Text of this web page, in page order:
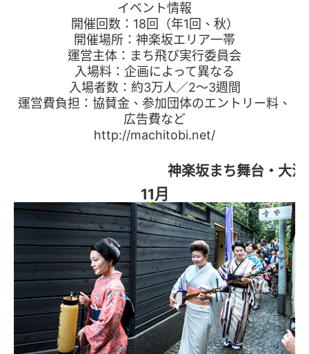
イベント情報
開催回数：18回（年1回、秋）
開催場所：神楽坂エリア一帯
運営主体：まち飛び実行委員会
入場料：企画によって異なる
入場者数：約3万人／2〜3週間
運営費負担：協賛金、参加団体のエントリー料、
広告費など
http://machitobi.net/
神楽坂まち舞台・大
11月